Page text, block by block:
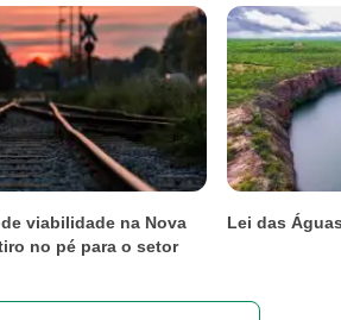
viabilidade na Nova
no pé para o setor
Lei das